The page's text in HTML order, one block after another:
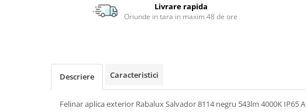
PLAFONIERE VINTAGE
PLAFONIERE COPII
SPOTURI APLICATE
Livrare rapida
Oriunde in tara in maxim 48 de ore
Descriere Caracteristici
Felinar aplica exterior Rabalux Salvador 8114 negru 543lm 4000K IP65 A